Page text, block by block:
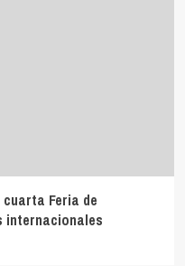
Feria de
internacionales